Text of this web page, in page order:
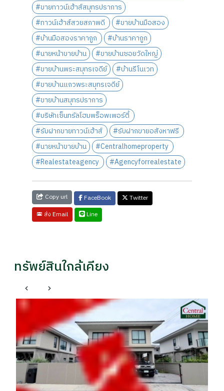
#ขายทาวน์เฮ้าส์สมุทรปราการ
#ทาวน์เฮ้าส์สวยสภาพดี
#ขายบ้านมือสอง
#บ้านมือสองราคาถูก
#บ้านราคาถูก
#นายหน้าขายบ้าน
#ขายบ้านซอยวัดใหญ่
#ขายบ้านพระสมุทรเจดีย์
#บ้านรีโนเวท
#ขายบ้านแถวพระสมุทรเจดีย์
#ขายบ้านสมุทรปราการ
#บริษัทเซ็นทรัลโฮมพร็อพเพอร์ตี้
#รับฝากขายทาวน์เฮ้าส์
#รับฝากขายอสังหาฟรี
#นายหน้าขายบ้าน
#Centralhomeproperty
#Realestateagency
#Agencyforrealestate
Copy url FaceBook
Twitter
ส่ง Email
Line
ทรัพย์สินใกล้เคียง
เมืองสมุทรปราการ สมุทรปราการ
บ้านเดี่ยว 113 ตารางวา กลางเมืองปากน้ำ วงเวียนท้าย
บ้าน สมุทรปราการ
ราคา
฿ 12,500,000
พล / 085xxxxx42